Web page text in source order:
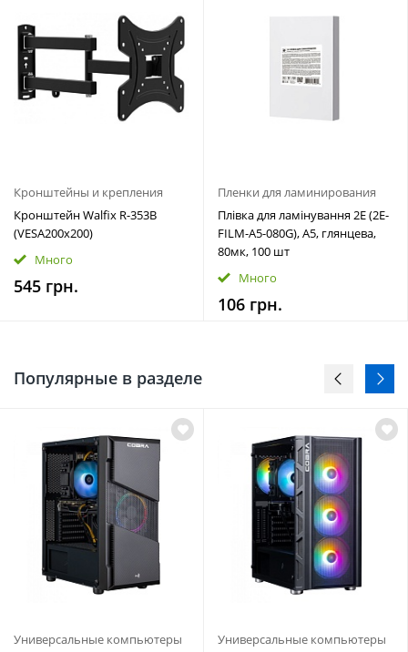
Кронштейны и крепления
Кронштейн Walfix R-353B
(VESA200х200)
Много
545 грн.
Пленки для ламинирования
Плівка для ламінування 2E (2E-
FILM-A5-080G), A5, глянцева,
80мк, 100 шт
Много
106 грн.
Популярные в разделе
Универсальные компьютеры
Универсальные компьютеры